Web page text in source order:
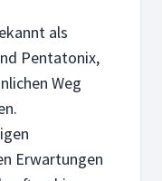
als
Pentatonix,
Weg
Erwartungen